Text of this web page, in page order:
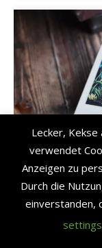
Lecker,
verwendet
Anzeigen zu
Durch die
einverstanden,
settings